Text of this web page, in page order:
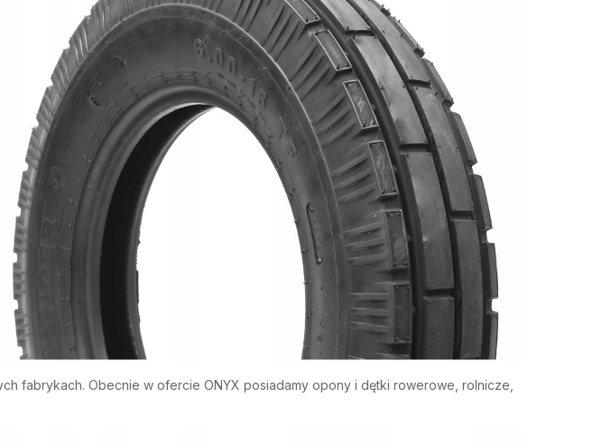
fabrykach. Obecnie w ofercie ONYX posiadamy opony i dętki rowerowe, rolnicze,